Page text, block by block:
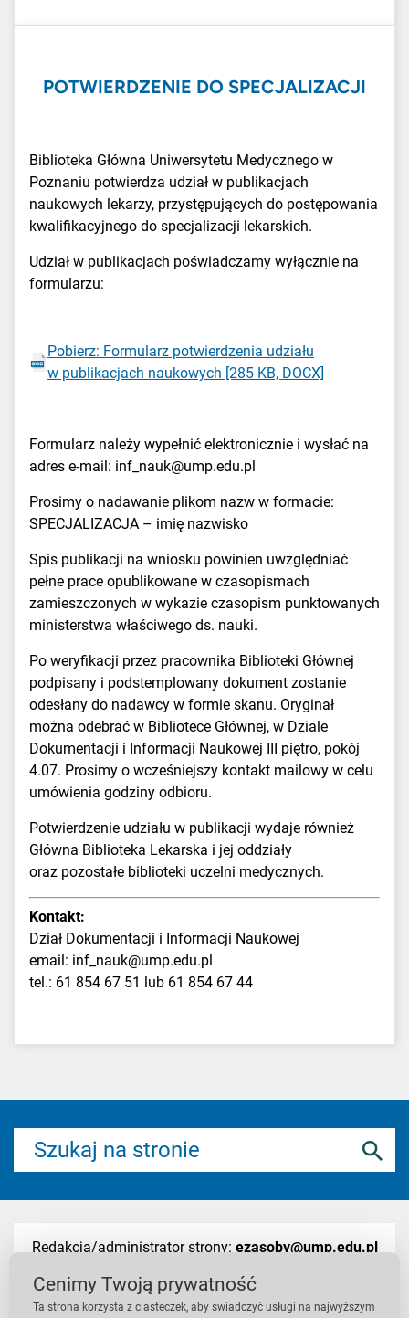
POTWIERDZENIE DO SPECJALIZACJI
Biblioteka Główna Uniwersytetu Medycznego w
Poznaniu potwierdza udział w publikacjach
naukowych lekarzy, przystępujących do postępowania
kwalifikacyjnego do specjalizacji lekarskich.
Udział w publikacjach poświadczamy wyłącznie na
formularzu:
Pobierz: Formularz potwierdzenia udziału
w publikacjach naukowych [285 KB, DOCX]
Formularz należy wypełnić elektronicznie i wysłać na
adres e-mail: inf_nauk@ump.edu.pl
Prosimy o nadawanie plikom nazw w formacie:
SPECJALIZACJA – imię nazwisko
Spis publikacji na wniosku powinien uwzględniać
pełne prace opublikowane w czasopismach
zamieszczonych w wykazie czasopism punktowanych
ministerstwa właściwego ds. nauki.
Po weryfikacji przez pracownika Biblioteki Głównej
podpisany i podstemplowany dokument zostanie
odesłany do nadawcy w formie skanu. Oryginał
można odebrać w Bibliotece Głównej, w Dziale
Dokumentacji i Informacji Naukowej III piętro, pokój
4.07. Prosimy o wcześniejszy kontakt mailowy w celu
umówienia godziny odbioru.
Potwierdzenie udziału w publikacji wydaje również
Główna Biblioteka Lekarska i jej oddziały
oraz pozostałe biblioteki uczelni medycznych.
Kontakt:
Dział Dokumentacji i Informacji Naukowej
email: inf_nauk@ump.edu.pl
tel.: 61 854 67 51 lub 61 854 67 44
Redakcja/administrator strony: ezasoby@ump.edu.pl
Cenimy Twoją prywatność
Ta strona korzysta z ciasteczek, aby świadczyć usługi na najwyższym